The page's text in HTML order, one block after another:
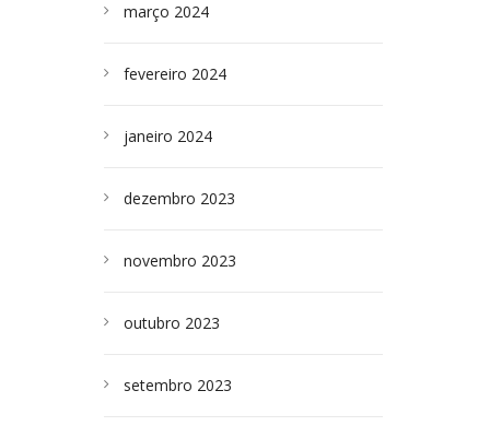
março 2024
fevereiro 2024
janeiro 2024
dezembro 2023
novembro 2023
outubro 2023
setembro 2023